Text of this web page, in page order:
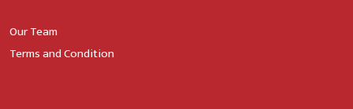
Our Team
Terms and Condition